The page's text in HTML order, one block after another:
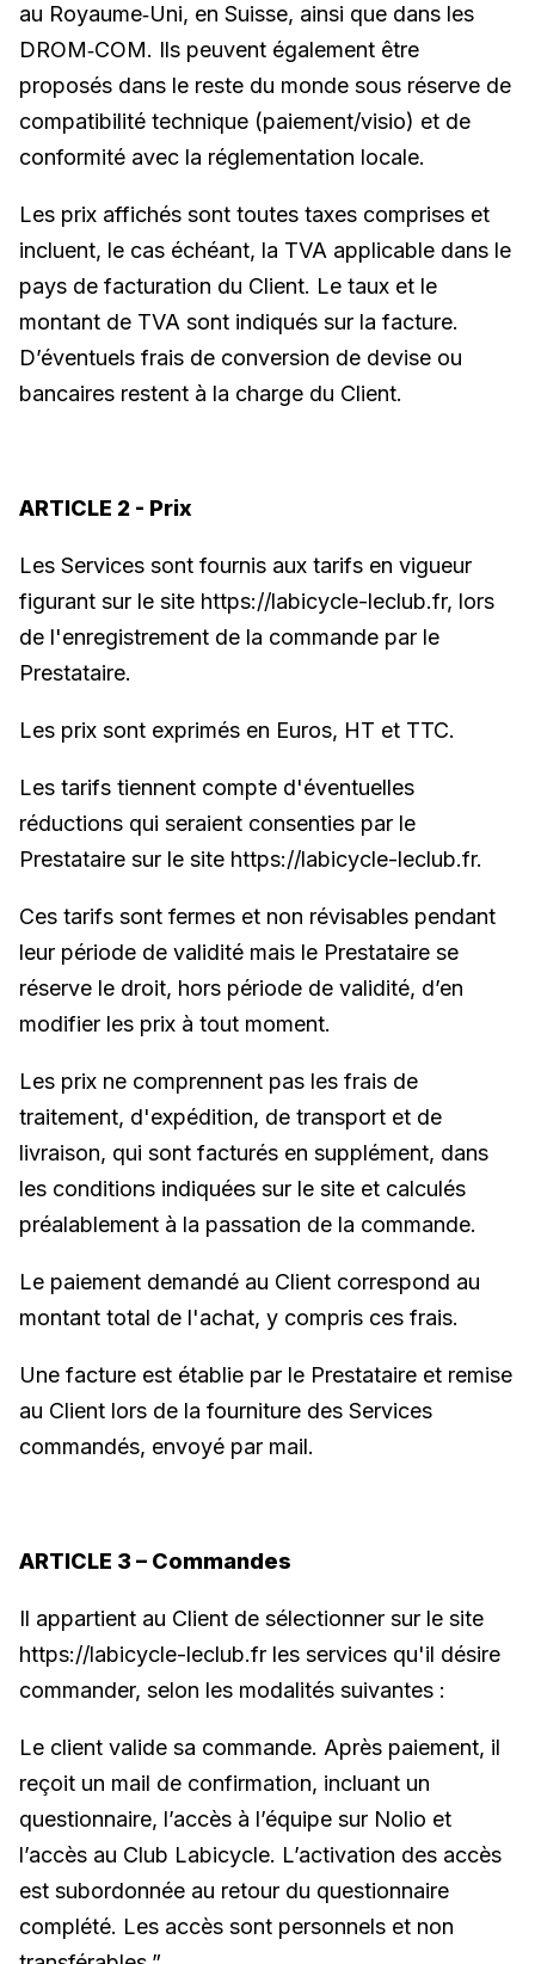
au Royaume‑Uni, en Suisse, ainsi que dans les
DROM‑COM. Ils peuvent également être
proposés dans le reste du monde sous réserve de
compatibilité technique (paiement/visio) et de
conformité avec la réglementation locale.
Les prix affichés sont toutes taxes comprises et
incluent, le cas échéant, la TVA applicable dans le
pays de facturation du Client. Le taux et le
montant de TVA sont indiqués sur la facture.
D’éventuels frais de conversion de devise ou
bancaires restent à la charge du Client.
ARTICLE 2 - Prix
Les Services sont fournis aux tarifs en vigueur
figurant sur le site https://labicycle-leclub.fr, lors
de l'enregistrement de la commande par le
Prestataire.
Les prix sont exprimés en Euros, HT et TTC.
Les tarifs tiennent compte d'éventuelles
réductions qui seraient consenties par le
Prestataire sur le site https://labicycle-leclub.fr.
Ces tarifs sont fermes et non révisables pendant
leur période de validité mais le Prestataire se
réserve le droit, hors période de validité, d’en
modifier les prix à tout moment.
Les prix ne comprennent pas les frais de
traitement, d'expédition, de transport et de
livraison, qui sont facturés en supplément, dans
les conditions indiquées sur le site et calculés
préalablement à la passation de la commande.
Le paiement demandé au Client correspond au
montant total de l'achat, y compris ces frais.
Une facture est établie par le Prestataire et remise
au Client lors de la fourniture des Services
commandés, envoyé par mail.
ARTICLE 3 – Commandes
Il appartient au Client de sélectionner sur le site
https://labicycle-leclub.fr les services qu'il désire
commander, selon les modalités suivantes :
Le client valide sa commande. Après paiement, il
reçoit un mail de confirmation, incluant un
questionnaire, l’accès à l’équipe sur Nolio et
l’accès au Club Labicycle. L’activation des accès
est subordonnée au retour du questionnaire
complété. Les accès sont personnels et non